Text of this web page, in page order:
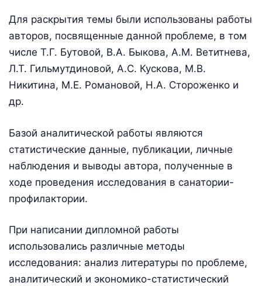
Для раскрытия темы были использованы работы
авторов, посвященные данной проблеме, в том
числе Т.Г. Бутовой, В.А. Быкова, А.М. Ветитнева,
Л.Т. Гильмутдиновой, А.С. Кускова, М.В.
Никитина, М.Е. Романовой, Н.А. Стороженко и
др.
Базой аналитической работы являются
статистические данные, публикации, личные
наблюдения и выводы автора, полученные в
ходе проведения исследования в санатории-
профилактории.
При написании дипломной работы
использовались различные методы
исследования: анализ литературы по проблеме,
аналитический и экономико-статистический